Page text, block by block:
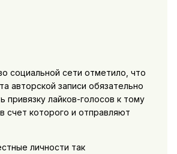
социальной сети отметило, что
авторской записи обязательно
привязку лайков-голосов к тому
счет которого и отправляют
личности так